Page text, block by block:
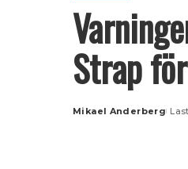
Strap
Posted
Mikael Anderberg